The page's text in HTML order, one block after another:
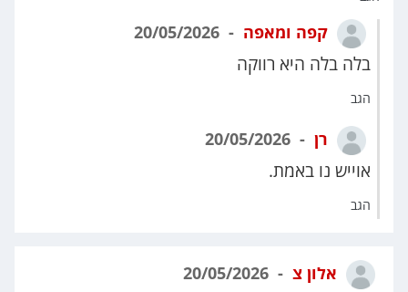
קפה ומאפה
בלה בלה היא רווקה
הגב
רן
אוייש נו באמת.
הגב
אלון צ